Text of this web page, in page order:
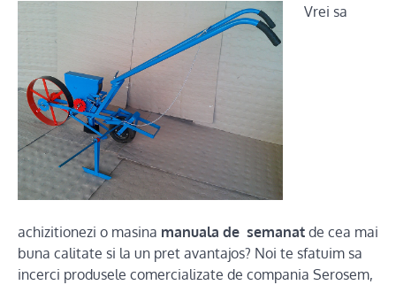
Vrei sa
achizitionezi o masina manuala de semanat de cea mai
buna calitate si la un pret avantajos? Noi te sfatuim sa
incerci produsele comercializate de compania Serosem,